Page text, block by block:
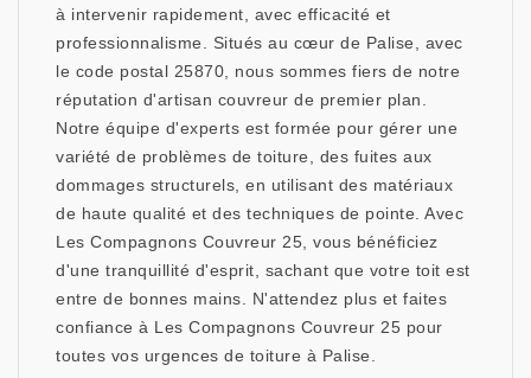
à intervenir rapidement, avec efficacité et
professionnalisme. Situés au cœur de Palise, avec
le code postal 25870, nous sommes fiers de notre
réputation d'artisan couvreur de premier plan.
Notre équipe d'experts est formée pour gérer une
variété de problèmes de toiture, des fuites aux
dommages structurels, en utilisant des matériaux
de haute qualité et des techniques de pointe. Avec
Les Compagnons Couvreur 25, vous bénéficiez
d'une tranquillité d'esprit, sachant que votre toit est
entre de bonnes mains. N'attendez plus et faites
confiance à Les Compagnons Couvreur 25 pour
toutes vos urgences de toiture à Palise.